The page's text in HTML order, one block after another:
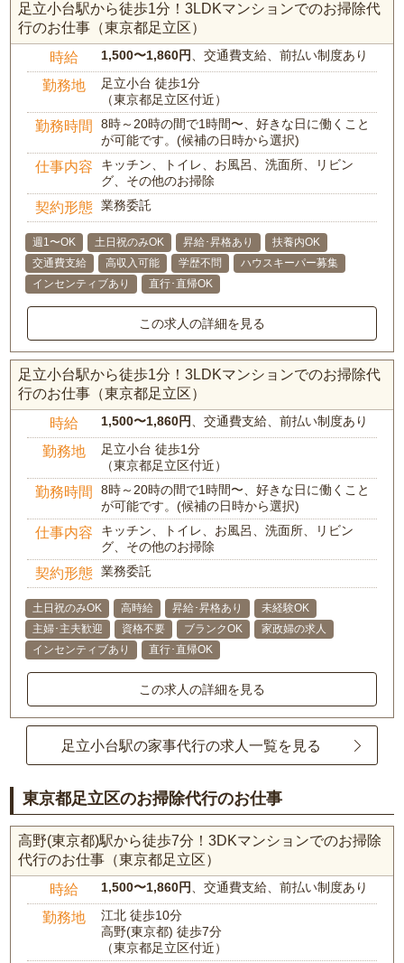
足立小台駅から徒歩1分！3LDKマンションでのお掃除代
行のお仕事（東京都足立区）
時給 1,500〜1,860円、交通費支給、前払い制度あり
勤務地
足立小台 徒歩1分
（東京都足立区付近）
勤務時間
8時～20時の間で1時間〜、好きな日に働くこと
が可能です。(候補の日時から選択)
仕事内容
キッチン、トイレ、お風呂、洗面所、リビン
グ、その他のお掃除
契約形態 業務委託
週1〜OK 土日祝のみOK 昇給･昇格あり
扶養内OK
交通費支給
高収入可能 学歴不問
ハウスキーパー募集
インセンティブあり
直行･直帰OK
この求人の詳細を見る
足立小台駅から徒歩1分！3LDKマンションでのお掃除代
行のお仕事（東京都足立区）
時給 1,500〜1,860円、交通費支給、前払い制度あり
勤務地
足立小台 徒歩1分
（東京都足立区付近）
勤務時間
8時～20時の間で1時間〜、好きな日に働くこと
が可能です。(候補の日時から選択)
仕事内容
キッチン、トイレ、お風呂、洗面所、リビン
グ、その他のお掃除
契約形態 業務委託
土日祝のみOK 高時給 昇給･昇格あり
未経験OK
主婦･主夫歓迎
資格不要 ブランクOK
家政婦の求人
インセンティブあり
直行･直帰OK
この求人の詳細を見る
足立小台駅の家事代行の求人一覧を見る
東京都足立区のお掃除代行のお仕事
高野(東京都)駅から徒歩7分！3DKマンションでのお掃除
代行のお仕事（東京都足立区）
時給 1,500〜1,860円 、交通費支給、前払い制度あり
勤務地
江北 徒歩10分
高野(東京都) 徒歩7分
（東京都足立区付近）